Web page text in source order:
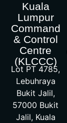
Kuala
Lumpur
Command
& Control
Centre
(KLCCC)
Lot PT 4785,
Lebuhraya
Bukit Jalil,
57000 Bukit
Jalil, Kuala